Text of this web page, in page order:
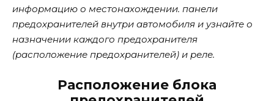
информацию о местонахождении. панели
предохранителей внутри автомобиля и узнайте о
назначении каждого предохранителя
(расположение предохранителей) и реле.
Расположение блока